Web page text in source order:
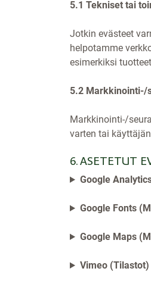
5.1 Tekniset tai
Jotkin evästeet
helpotamme
esimerkiksi
5.2 Markkinointi-/
Markkinointi-/
varten tai
6. ASETETUT
Google
Google Fonts
Google Maps
Vimeo (Tilastot)